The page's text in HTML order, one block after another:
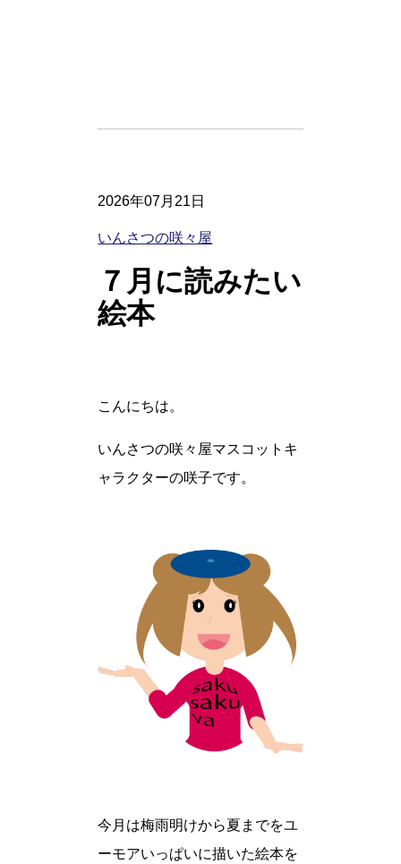
2026年07月21日
いんさつの咲々屋
７月に読みたい
絵本
こんにちは。
いんさつの咲々屋マスコットキ
ャラクターの咲子です。
今月は梅雨明けから夏までをユ
ーモアいっぱいに描いた絵本を